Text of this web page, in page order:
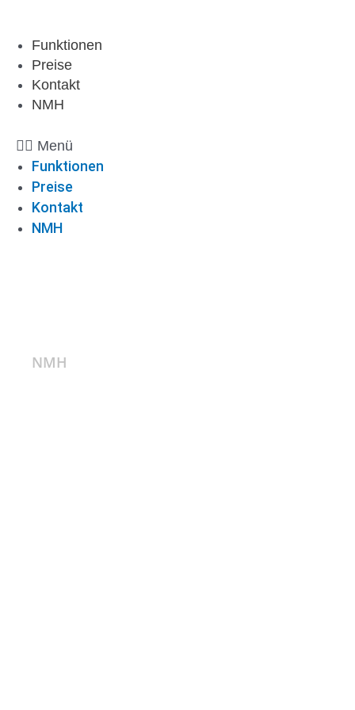
Inhalt
springen
Funktionen
Preise
Kontakt
NMH
Menü
Funktionen
Preise
Kontakt
NMH
NMH